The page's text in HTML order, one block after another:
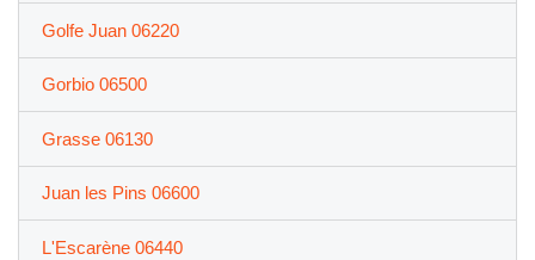
Golfe Juan 06220
Gorbio 06500
Grasse 06130
Juan les Pins 06600
L'Escarène 06440